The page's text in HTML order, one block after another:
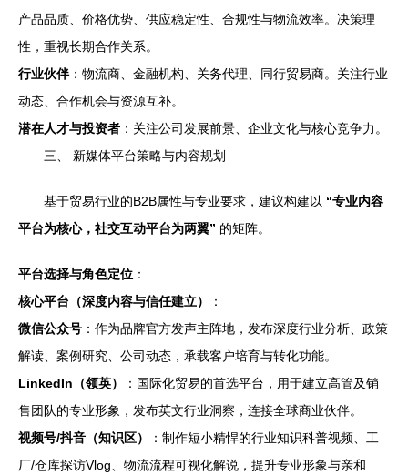
产品品质、价格优势、供应稳定性、合规性与物流效率。决策理
性，重视长期合作关系。
行业伙伴：物流商、金融机构、关务代理、同行贸易商。关注行业
动态、合作机会与资源互补。
潜在人才与投资者 ：关注公司发展前景、企业文化与核心竞争力。
三、 新媒体平台策略与内容规划
基于贸易行业的B2B属性与专业要求，建议构建以 “专业内容
平台为核心，社交互动平台为两翼” 的矩阵。
平台选择与角色定位 ：
核心平台（深度内容与信任建立）
：
微信公众号 ：作为品牌官方发声主阵地，发布深度行业分析、政策
解读、案例研究、公司动态，承载客户培育与转化功能。
LinkedIn（领英）
：国际化贸易的首选平台，用于建立高管及销
售团队的专业形象，发布英文行业洞察，连接全球商业伙伴。
视频号/抖音（知识区）
：制作短小精悍的行业知识科普视频、工
厂/仓库探访Vlog、物流流程可视化解说，提升专业形象与亲和